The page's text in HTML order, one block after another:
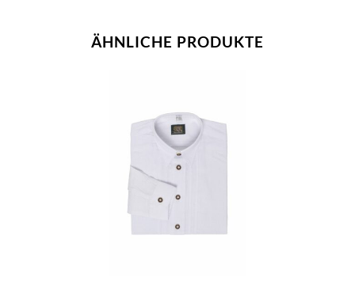
ÄHNLICHE PRODUKTE